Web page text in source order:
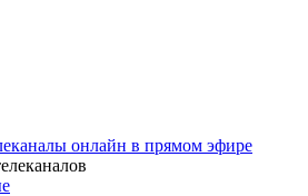
онлайн в прямом эфире